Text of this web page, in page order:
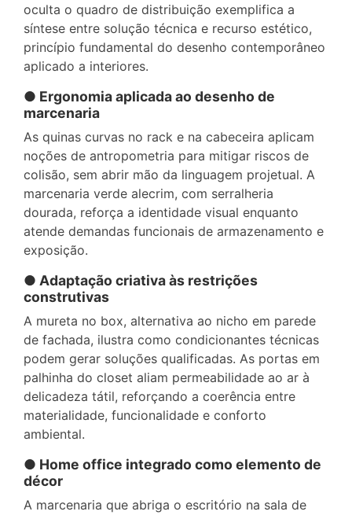
oculta o quadro de distribuição exemplifica a
síntese entre solução técnica e recurso estético,
princípio fundamental do desenho contemporâneo
aplicado a interiores.
● Ergonomia aplicada ao desenho de
marcenaria
As quinas curvas no rack e na cabeceira aplicam
noções de antropometria para mitigar riscos de
colisão, sem abrir mão da linguagem projetual. A
marcenaria verde alecrim, com serralheria
dourada, reforça a identidade visual enquanto
atende demandas funcionais de armazenamento e
exposição.
● Adaptação criativa às restrições
construtivas
A mureta no box, alternativa ao nicho em parede
de fachada, ilustra como condicionantes técnicas
podem gerar soluções qualificadas. As portas em
palhinha do closet aliam permeabilidade ao ar à
delicadeza tátil, reforçando a coerência entre
materialidade, funcionalidade e conforto
ambiental.
● Home office integrado como elemento de
décor
A marcenaria que abriga o escritório na sala de